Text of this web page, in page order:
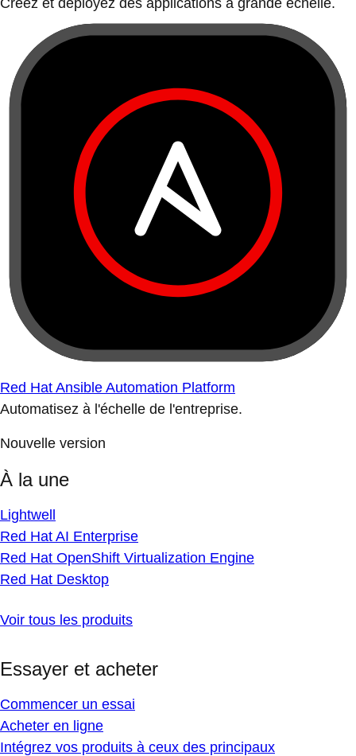
Créez et déployez des applications à grande échelle.
Red Hat Ansible Automation Platform
Automatisez à l'échelle de l'entreprise.
Nouvelle version
À la une
Lightwell
Red Hat AI Enterprise
Red Hat OpenShift Virtualization Engine
Red Hat Desktop
Voir tous les produits
Essayer et acheter
Commencer un essai
Acheter en ligne
Intégrez vos produits à ceux des principaux